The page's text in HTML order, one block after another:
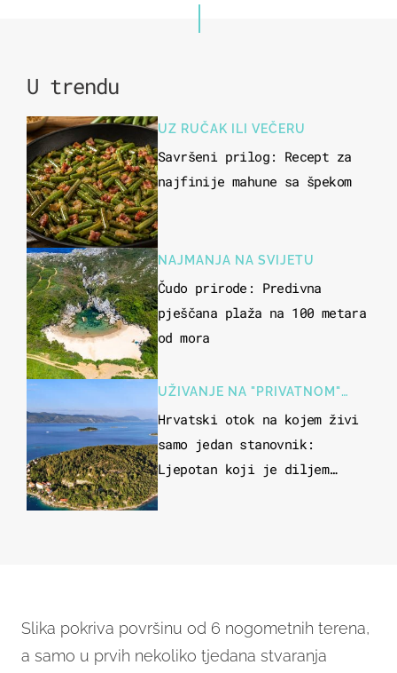
U trendu
UZ RUČAK ILI VEČERU
Savršeni prilog: Recept za
najfinije mahune sa špekom
NAJMANJA NA SVIJETU
Čudo prirode: Predivna
pješčana plaža na 100 metara
od mora
UŽIVANJE NA "PRIVATNOM"
OTOKU
Hrvatski otok na kojem živi
samo jedan stanovnik:
Ljepotan koji je diljem
Slika pokriva površinu od 6 nogometnih terena,
a samo u prvih nekoliko tjedana stvaranja